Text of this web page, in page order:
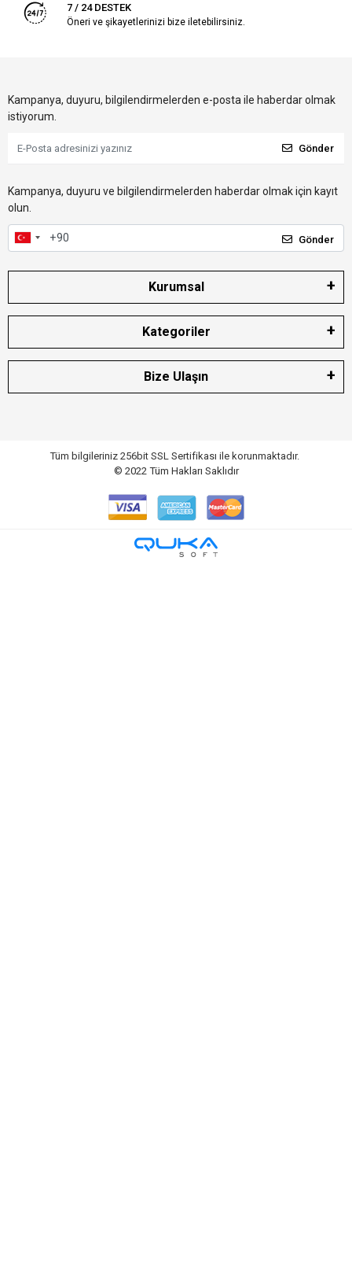
7 / 24 DESTEK
Öneri ve şikayetlerinizi bize iletebilirsiniz.
Kampanya, duyuru, bilgilendirmelerden e-posta ile haberdar olmak
istiyorum.
Gönder
Kampanya, duyuru ve bilgilendirmelerden haberdar olmak için kayıt
olun.
Gönder
Kurumsal
Kategoriler
Bize Ulaşın
Tüm bilgileriniz 256bit SSL Sertifikası ile korunmaktadır.
© 2022 Tüm Hakları Saklıdır